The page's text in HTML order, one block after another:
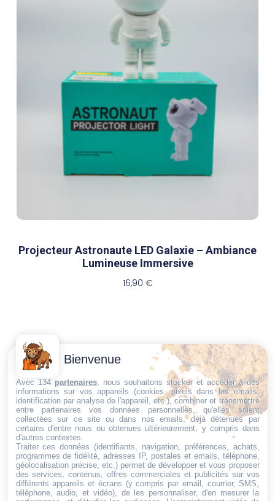
Projecteur Astronaute LED Galaxie – Ambiance
Lumineuse Immersive
16,90 €
Trouvez ce qu'il vous faut,
au bon endroit
Conditions
générales
de vente
Politique de
cookies
Politique de
confidentialité
Mentions
légales
Conditions de
Contactez-
Nous
Email:
dt@sasbms.fr
Bienvenue
Avec 134 partenaires, nous souhaitons stocker et accéder à des
informations sur vos appareils (cookies, pixels dans les emails,
identification par analyse de l'appareil, etc.), combiner et transmettre
entre partenaires vos données personnelles, qu'elles soient
collectées sur ce site ou dans nos emails, déjà détenues par
certains d'entre nous ou obtenues ultérieurement, y compris dans
d'autres contextes.
Traiter ces données (identifiants, navigation, préférences, achats,
programmes de fidélité, adresses IP, postales et emails, téléphone,
géolocalisation précise, etc.) permet de développer et vous proposer
des services, contenus, offres commerciales et publicités sur vos
différents appareils et écrans (y compris par email, courrier, SMS,
téléphone, audio, et vidéo), de les personnaliser, d'en mesurer la